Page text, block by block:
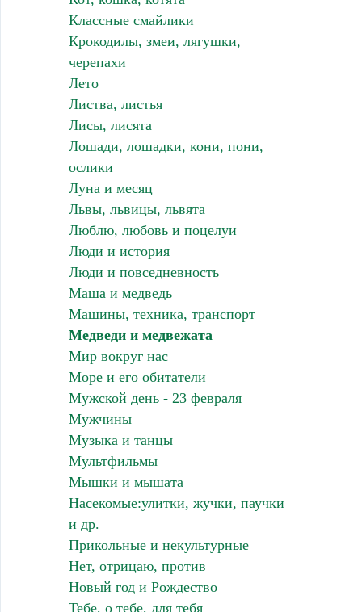
Классные смайлики
Крокодилы, змеи, лягушки,
черепахи
Лето
Листва, листья
Лисы, лисята
Лошади, лошадки, кони, пони,
ослики
Луна и месяц
Львы, львицы, львята
Люблю, любовь и поцелуи
Люди и история
Люди и повседневность
Маша и медведь
Машины, техника, транспорт
Медведи и медвежата
Мир вокруг нас
Море и его обитатели
Мужской день - 23 февраля
Мужчины
Музыка и танцы
Мультфильмы
Мышки и мышата
Насекомые:улитки, жучки, паучки
и др.
Прикольные и некультурные
Нет, отрицаю, против
Новый год и Рождество
Тебе, о тебе, для тебя